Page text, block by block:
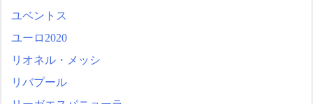
ユベントス
ユーロ2020
リオネル・メッシ
リバプール